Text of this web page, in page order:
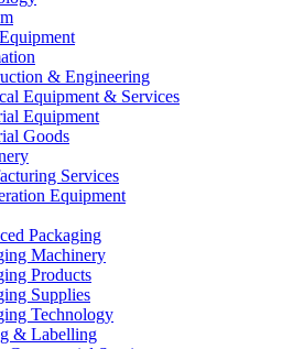
& Engineering
Equipment & Services
Equipment
Goods
Services
Equipment
Packaging
Machinery
Products
Supplies
Technology
& Labelling